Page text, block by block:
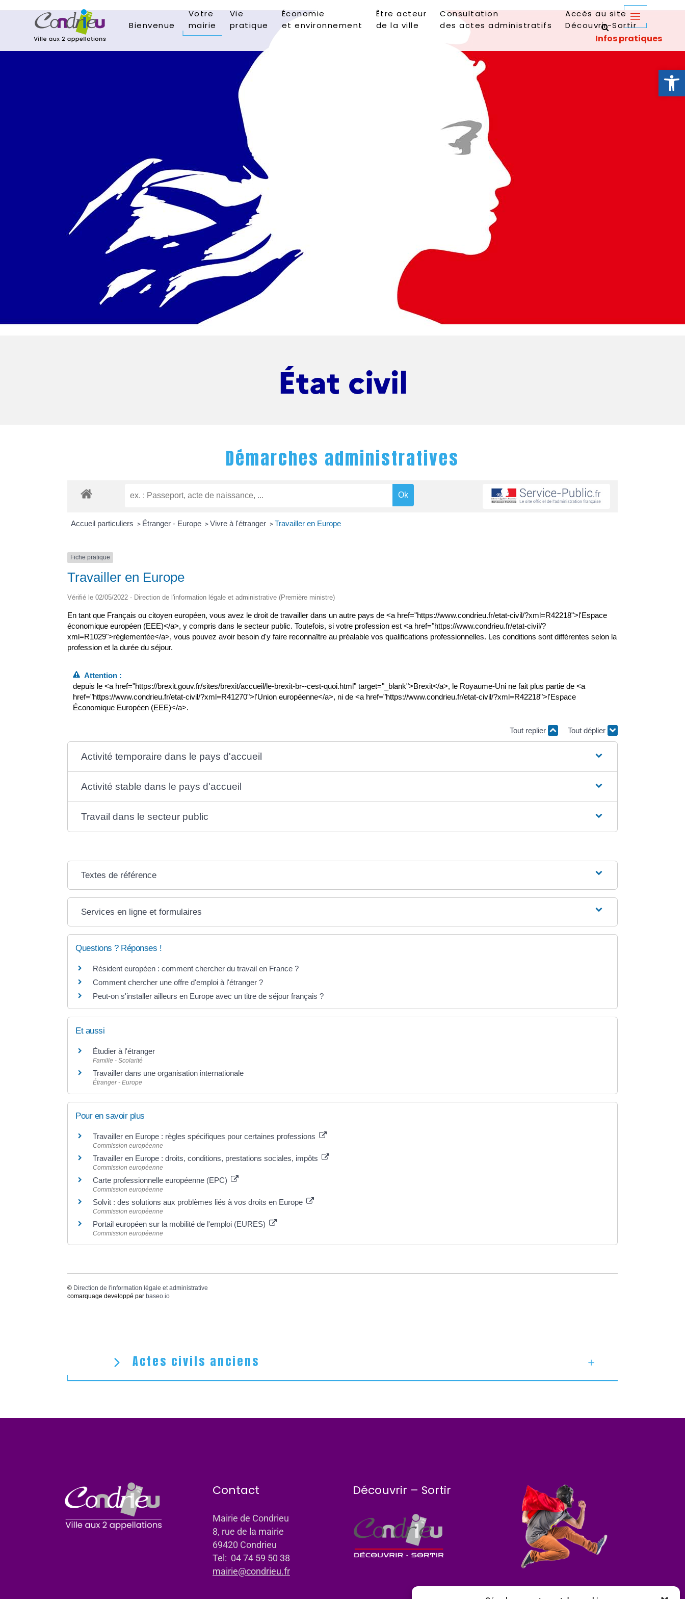
Ouvrir
Bienvenue
Votre
mairie
Vie
pratique
Économie
et environnement
Être acteur
de la ville
Consultation
des actes administratifs
Accès au site
Découvrir-Sortir
État civil
Démarches administratives
Accueil particuliers > Étranger - Europe > Vivre à l'étranger > Travailler en Europe
Fiche pratique
Travailler en Europe
Vérifié le 02/05/2022 - Direction de l'information légale et administrative (Première ministre)
En tant que Français ou citoyen européen, vous avez le droit de travailler dans un autre pays de <a href="https://www.condrieu.fr/etat-civil/?xml=R42218">l'Espace
économique européen (EEE)</a>, y compris dans le secteur public. Toutefois, si votre profession est <a href="https://www.condrieu.fr/etat-civil/?
xml=R1029">réglementée</a>, vous pouvez avoir besoin d'y faire reconnaître au préalable vos qualifications professionnelles. Les conditions sont différentes selon la
profession et la durée du séjour.
Attention :
depuis le <a href="https://brexit.gouv.fr/sites/brexit/accueil/le-brexit-br--cest-quoi.html" target="_blank">Brexit</a>, le Royaume-Uni ne fait plus partie de <a
href="https://www.condrieu.fr/etat-civil/?xml=R41270">l'Union européenne</a>, ni de <a href="https://www.condrieu.fr/etat-civil/?xml=R42218">l'Espace
Économique Européen (EEE)</a>.
Tout replier Tout déplier
Activité temporaire dans le pays d'accueil
Activité stable dans le pays d'accueil
Travail dans le secteur public
Textes de référence
Services en ligne et formulaires
Questions ? Réponses !
Résident européen : comment chercher du travail en France ?
Comment chercher une offre d'emploi à l'étranger ?
Peut-on s'installer ailleurs en Europe avec un titre de séjour français ?
Et aussi
Étudier à l'étranger
Famille - Scolarité
Travailler dans une organisation internationale
Étranger - Europe
Pour en savoir plus
Travailler en Europe : règles spécifiques pour certaines professions
Commission européenne
Travailler en Europe : droits, conditions, prestations sociales, impôts
Commission européenne
Carte professionnelle européenne (EPC)
Commission européenne
Solvit : des solutions aux problèmes liés à vos droits en Europe
Commission européenne
Portail européen sur la mobilité de l'emploi (EURES)
Commission européenne
© Direction de l'information légale et administrative
comarquage developpé par baseo.io
Actes civils anciens
Contact
Mairie de Condrieu
8, rue de la mairie
69420 Condrieu
Tel: 04 74 59 50 38
mairie@condrieu.fr
Découvrir – Sortir